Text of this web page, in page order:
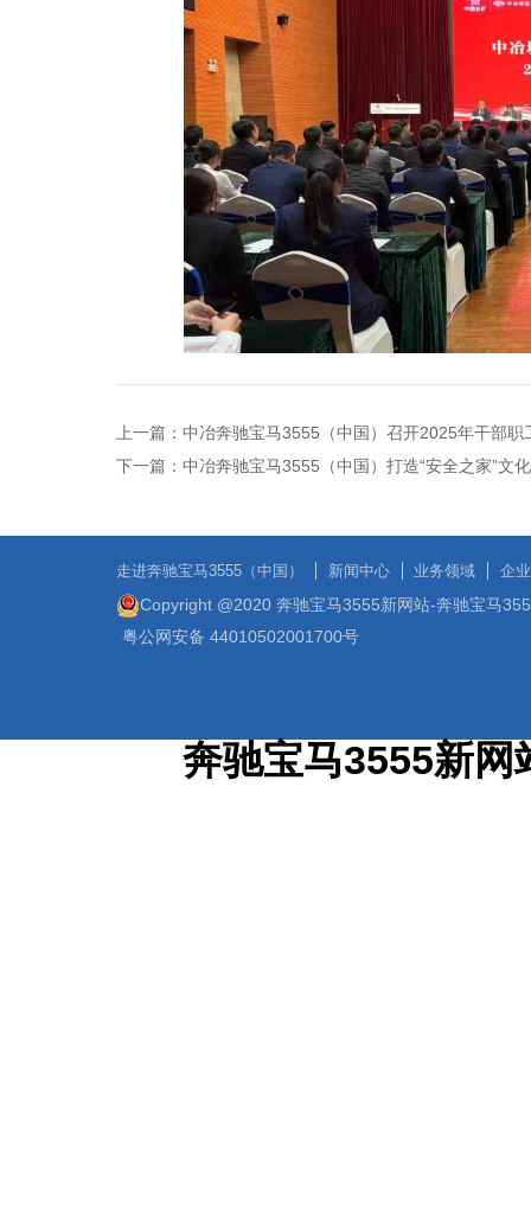
上一篇：中冶奔驰宝马3555（中国）召开2025年干部职
下一篇：中冶奔驰宝马3555（中国）打造“安全之家”文
走进奔驰宝马3555（中国） 新闻中心 业务领域 企
Copyright @2020 奔驰宝马3555新网站-奔驰宝马
粤公网安备 44010502001700号
奔驰宝马3555新网